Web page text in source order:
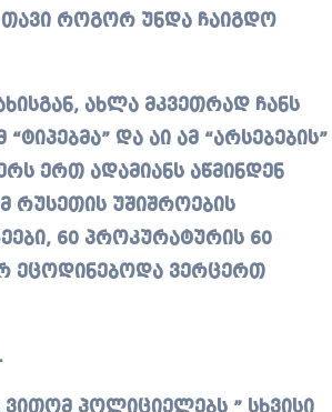
როგორ უნდა ჩაიგდო
ახლა მკვეთრად ჩანს
და აი ამ “არსებების”
ერთ ადამიანს აწმინდენ
რუსეთის უშიშროების
60 პროკურატურის 60
ეცოდინებოდა ვერცერთ